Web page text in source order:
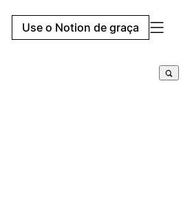
Use o Notion de graça